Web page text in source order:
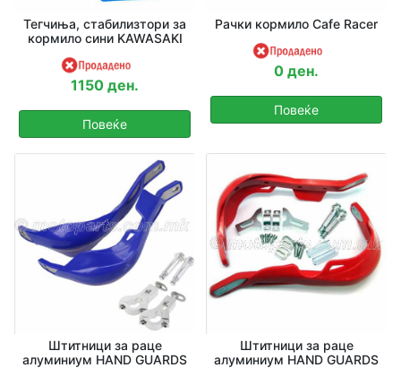
Тегчиња, стабилизтори за
кормило сини KAWASAKI
1150 ден.
Повеќе
Рачки кормило Cafe Racer
0 ден.
Повеќе
Штитници за раце
алуминиум HAND GUARDS
Штитници за раце
алуминиум HAND GUARDS